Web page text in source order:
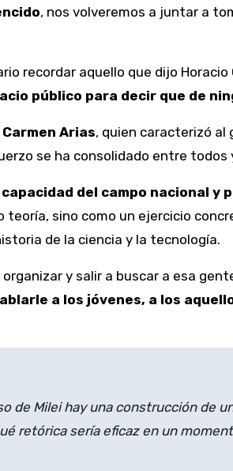
, nos volveremos a juntar a
recordar aquello que dijo
público para decir que de
Arias, quien caracterizó al
se ha consolidado entre todos
del campo nacional y
teoría, sino como un ejercicio
de la ciencia y la tecnología.
organizar y salir a buscar a esa
a los jóvenes, a los
de Milei hay una construcción de
retórica sería eficaz en un